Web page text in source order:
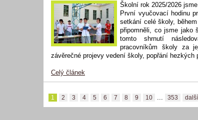
Školní rok 2025/2026
První vyučovací hodinu
setkání celé školy,
připomněli, co jsme jako
tomto shrnutí
pracovníkům školy za
závěrečné projevy vedení školy, popřání hezkých
Celý článek
1 2 3 4 5 6 7 8 9 10 ... 353